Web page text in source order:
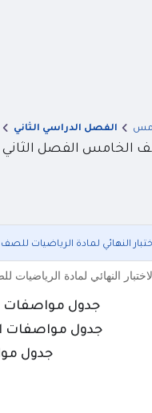
الفصل الدراسي الثاني
الفصل الثاني 2024
النهائي لمادة الرياضيات للصف
الرياضيات للصف الخامس الفصل الثاني 2024 جدول مواصفات
جدول مواصفات
جدول مواصفات
جدول